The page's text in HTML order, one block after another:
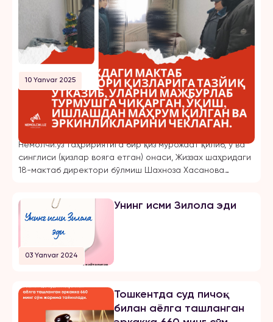
10 Yanvar 2025
Жиззахдаги мактаб директори қизларига
тазйиқ ўтказиб, уларни мажбурлаб
турмушга чиқарган, ўқиш, ишлашдан
маҳрум қилган ва эркинликларини
чеклаган.
Немолчи.уз таҳририятига бир қиз мурожаат қилиб, у ва
синглиси (қизлар вояга етган) онаси, Жиззах шаҳридаги
18-мактаб директори бўлмиш Шахноза Хасанова
бирининг хабарини эълон қиламиз: «3 йилдан буён
Тошкент шаҳрида ҳам ўқиб, ҳам ишлайман. 2024 йил 31
октябрь куни мени умуман норози бўлган йигитга […]
03 Yanvar 2024
Унинг исми Зилола эди
Тошкентда суд пичоқ
билан аёлга ташланган